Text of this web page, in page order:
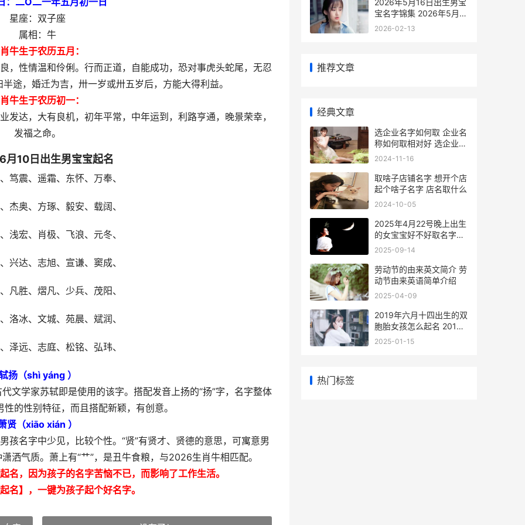
星座：双子座
属相：牛
牛生于农历五月：
，性情温和伶俐。行而正道，自能成功，恐对事虎头蛇尾，无忍
途，婚迁为吉，卅一岁或卅五岁后，方能大得利益。
牛生于农历初一：
发达，大有良机，初年平常，中年运到，利路亨通，晚景荣幸，
发福之命。
10日出生男宝宝起名
笃震、遥霜、东怀、万奉、
杰奥、方琢、毅安、载阔、
浅宏、肖极、飞浪、元冬、
兴达、志旭、宣谦、窦成、
凡胜、熠凡、少兵、茂阳、
洛冰、文城、苑晨、斌润、
泽远、志庭、松铭、弘玮、
扬（shì yáng ）
文学家苏轼即是使用的该字。搭配发音上扬的“扬”字，名字整体
的性别特征，而且搭配新颖，有创意。
贤（xiāo xián ）
孩名字中少见，比较个性。“贤”有贤才、贤德的意思，可寓意男
洒气质。萧上有“艹”，是丑牛食粮，与2026生肖牛相匹配。
名，因为孩子的名字苦恼不已，而影响了工作生活。
名】，一键为孩子起个好名字。
2026年5月16日出生男宝
宝名字锦集 2026年5月
16日出生女孩取名
2026-02-13
推荐文章
经典文章
选企业名字如何取 企业名
称如何取相对好 选企业名
字如何选择
2024-11-16
取啥子店铺名字 想开个店
起个啥子名字 店名取什么
2024-10-05
2025年4月22号晚上出生
的女宝宝好不好取名字
2025年4月22日晚
2025-09-14
劳动节的由来英文简介 劳
动节由来英语简单介绍
2025-04-09
2019年六月十四出生的双
胞胎女孩怎么起名 2019
年六月十四号哈尔滨市剑
2025-01-15
热门标签